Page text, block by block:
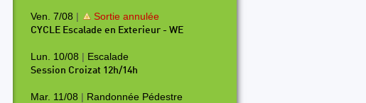
Ven. 7/08 | Sortie annulée
CYCLE Escalade en Exterieur - WE
Lun. 10/08 | Escalade
Session Croizat 12h/14h
Mar. 11/08 | Randonnée Pédestre